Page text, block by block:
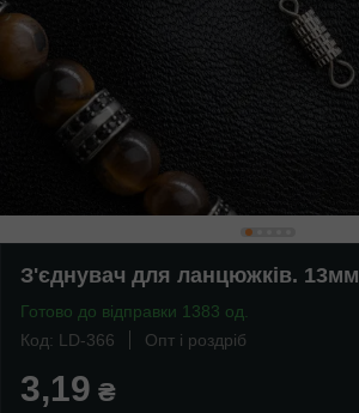
З'єднувач для ланцюжків. 13мм
Готово до відправки 1383 од.
Код: LD-366
Опт і роздріб
3,19 ₴